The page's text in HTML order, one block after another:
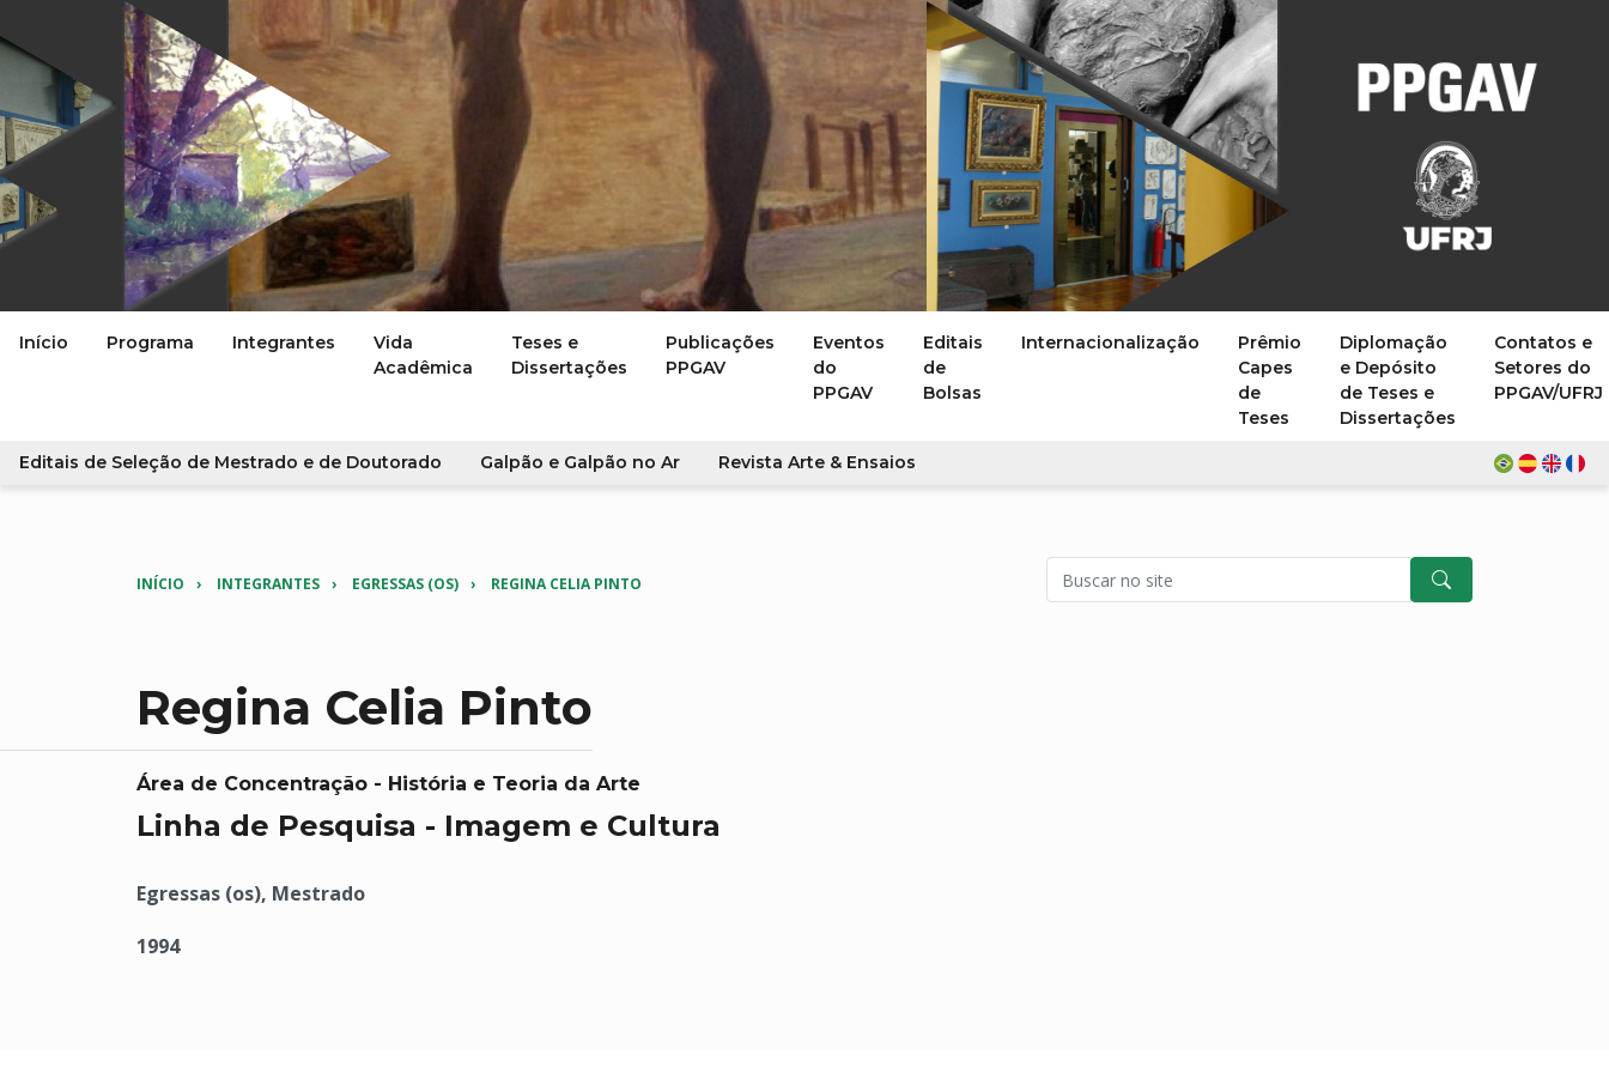
Início Programa Integrantes
Vida
Acadêmica
Teses e
Dissertações
Publicações
PPGAV
Eventos
do
PPGAV
Editais
de
Bolsas
Internacionalização
Prêmio
Capes
de
Teses
Diplomação
e Depósito
de Teses e
Dissertações
Contatos e
Setores do
PPGAV/UFRJ
Editais de Seleção de Mestrado e de Doutorado Galpão e Galpão no Ar Revista Arte & Ensaios
INÍCIO INTEGRANTES EGRESSAS (OS) REGINA CELIA PINTO
Regina Celia Pinto
Área de Concentração - História e Teoria da Arte
Linha de Pesquisa - Imagem e Cultura
Egressas (os), Mestrado
1994